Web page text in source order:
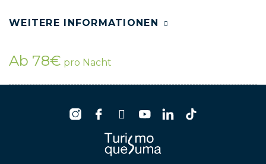
WEITERE INFORMATIONEN
Ab 78€ pro Nacht